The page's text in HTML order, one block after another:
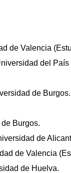
de Valencia
del País
de Burgos.
Burgos.
de
de Valencia
de Huelva.